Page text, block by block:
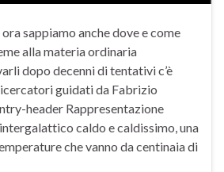
sappiamo anche dove e come
alla materia ordinaria
dopo decenni di tentativi c’è
guidati da Fabrizio
header Rappresentazione
caldo e caldissimo, una
che vanno da centinaia di